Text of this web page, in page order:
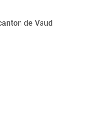
de Vaud